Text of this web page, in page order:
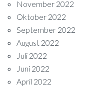
November 2022
Oktober 2022
September 2022
August 2022
Juli 2022
Juni 2022
April 2022